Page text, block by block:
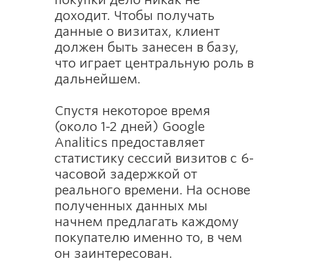
доходит. Чтобы получать
данные о визитах, клиент
должен быть занесен в базу,
что играет центральную роль в
дальнейшем.
Спустя некоторое время
(около 1-2 дней) Google
Analitics предоставляет
статистику сессий визитов с 6-
часовой задержкой от
реального времени. На основе
полученных данных мы
начнем предлагать каждому
покупателю именно то, в чем
он заинтересован.